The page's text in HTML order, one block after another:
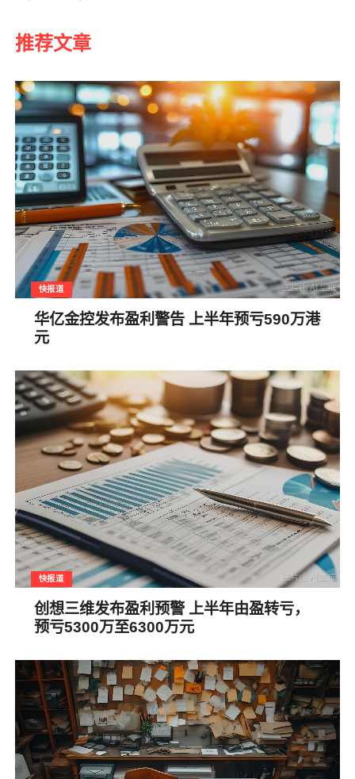
推荐文章
快报道
华亿金控发布盈利警告 上半年预亏590万港
元
快报道
创想三维发布盈利预警 上半年由盈转亏，
预亏5300万至6300万元